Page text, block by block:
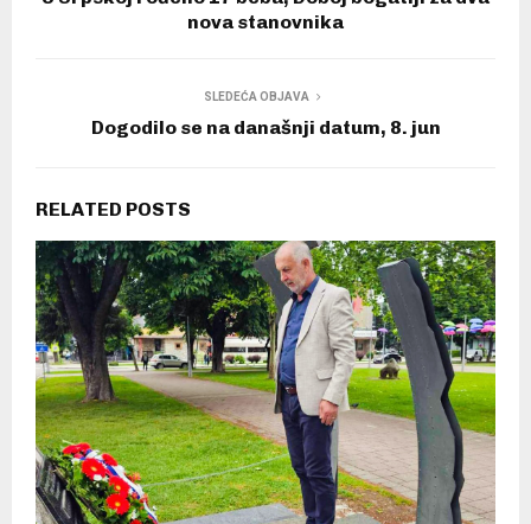
nova stanovnika
SLEDEĆA OBJAVA
Dogodilo se na današnji datum, 8. jun
RELATED POSTS